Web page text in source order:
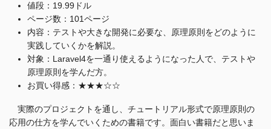
値段：19.99ドル
ページ数：101ページ
内容：テストや大きな開発に必要な、原理原則をどのように
実践していくかを解説。
対象：Laravel4を一通り使えるようになった人で、テストや
原理原則を学んだ方。
お買い得感：★★★☆☆
実際のプロジェクトを通し、チュートリアル形式で原理原則の
応用の仕方を学んでいくための書籍です。面白い書籍だと思いま